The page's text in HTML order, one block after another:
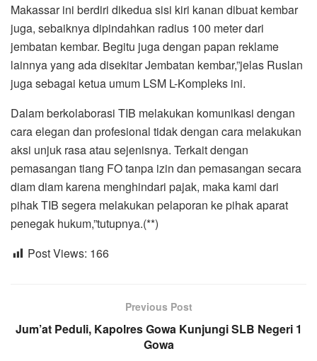
Makassar ini berdiri dikedua sisi kiri kanan dibuat kembar
juga, sebaiknya dipindahkan radius 100 meter dari
jembatan kembar. Begitu juga dengan papan reklame
lainnya yang ada disekitar Jembatan kembar,”jelas Ruslan
juga sebagai ketua umum LSM L-Kompleks ini.
Dalam berkolaborasi TIB melakukan komunikasi dengan
cara elegan dan profesional tidak dengan cara melakukan
aksi unjuk rasa atau sejenisnya. Terkait dengan
pemasangan tiang FO tanpa izin dan pemasangan secara
diam diam karena menghindari pajak, maka kami dari
pihak TIB segera melakukan pelaporan ke pihak aparat
penegak hukum,”tutupnya.(**)
Post Views: 166
Previous Post
Jum’at Peduli, Kapolres Gowa Kunjungi SLB Negeri 1
Gowa